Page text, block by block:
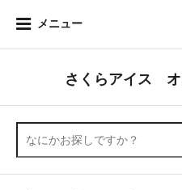
メニュー
さくらアイス オ